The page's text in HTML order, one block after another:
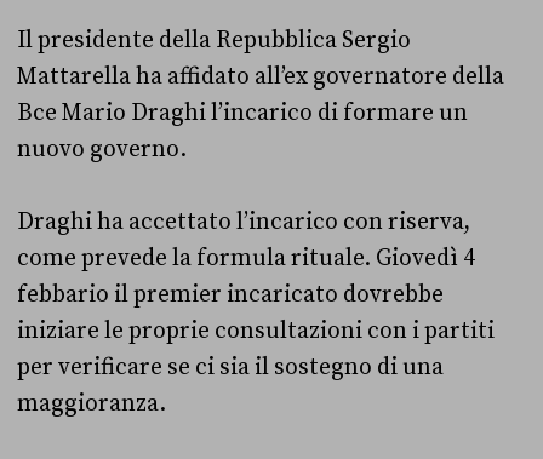
Il presidente della Repubblica Sergio
Mattarella ha affidato all’ex governatore della
Bce Mario Draghi l’incarico di formare un
nuovo governo.
Draghi ha accettato l’incarico con riserva,
come prevede la formula rituale. Giovedì 4
febbario il premier incaricato dovrebbe
iniziare le proprie consultazioni con i partiti
per verificare se ci sia il sostegno di una
maggioranza.